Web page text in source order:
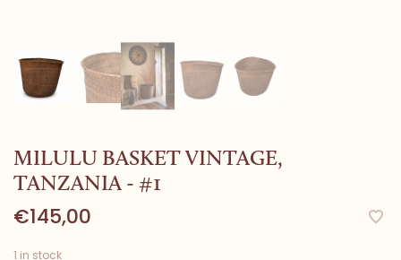
MILULU BASKET VINTAGE,
TANZANIA - #1
€145,00
1 in stock